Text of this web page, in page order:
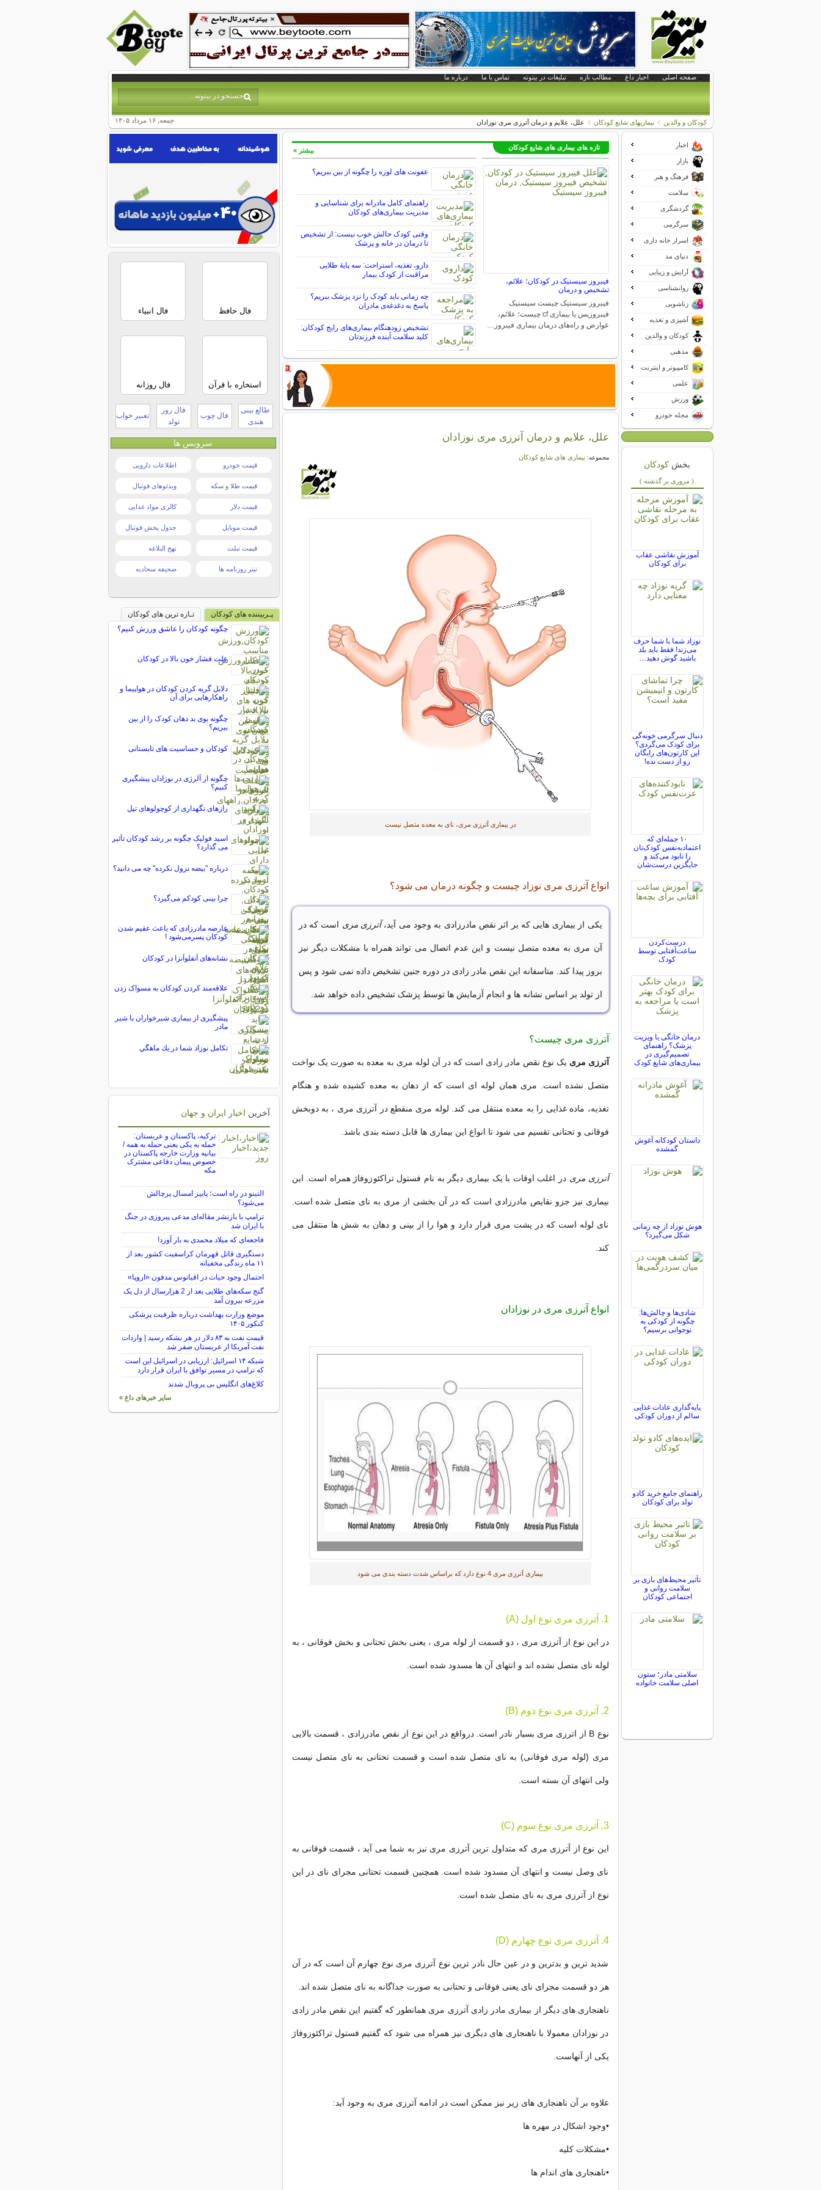
صفحه اصلی اخبار داغ مطالب تازه تبلیغات در بیتوته تماس با ما درباره ما
جمعه, ۱۶ مرداد ۱۴۰۵ کودکان و والدین بیماریهای شایع کودکان علل، علایم و درمان آترزی مری نوزادان
تازه های بیماری های شایع کودکان
فیبروز سیستیک در کودکان؛ علائم،
تشخیص و درمان
فیبروز سیستیک چیست سیستیک
فیبروزیس یا بیماری cf چیست؛ علائم،
عوارض و راه‌های درمان بیماری فیبروز…
عفونت های لوزه را چگونه از بین ببریم؟
راهنمای کامل مادرانه برای شناسایی و
مدیریت بیماری‌های کودکان
وقتی کودک حالش خوب نیست: از تشخیص
تا درمان در خانه و پزشک
دارو، تغذیه، استراحت: سه پایه‌ٔ طلایی
مراقبت از کودک بیمار
چه زمانی باید کودک را نزد پزشک ببریم؟
پاسخ به دغدغه‌ی مادران
تشخیص زودهنگام بیماری‌های رایج کودکان:
کلید سلامت آینده فرزندتان
بیشتر »
علل، علایم و درمان آترزی مری نوزادان
مجموعه: بیماری های شایع کودکان
در بیماری آترزی مری، نای به معده متصل نیست
انواع آترزی مری نوزاد چیست و چگونه درمان می شود؟
یکی از بیماری هایی که بر اثر نقص مادرزادی به وجود می آید،آترزی مری است که در
آن مری به معده متصل نیست و این عدم اتصال می تواند همراه با مشکلات دیگر نیز
بروز پیدا کند. متاسفانه این نقص مادر زادی در دوره جنین تشخیص داده نمی شود و پس
از تولد بر اساس نشانه ها و انجام آزمایش ها توسط پزشک تشخیص داده خواهد شد.
آترزی مری چیست؟
آترزی مری یک نوع نقص مادر زادی است که در آن لوله مری به معده به صورت یک نواخت
متصل نشده است. مری همان لوله ای است که از دهان به معده کشیده شده و هنگام
تغذیه، ماده غذایی را به معده منتقل می کند. لوله مری منقطع در آترزی مری ، به دوبخش
فوقانی و تحتانی تقسیم می شود تا انواع این بیماری ها قابل دسته بندی باشد.
آترزی مری در اغلب اوقات با یک بیماری دیگر به نام فستول تراکئوزوفاژ همراه است. این
بیماری نیز جزو نقایص مادرزادی است که در آن بخشی از مری به نای متصل شده است.
نای لوله است که در پشت مری قرار دارد و هوا را از بینی و دهان به شش ها منتقل می
کند.
انواع آترزی مری در نوزادان
بیماری آترزی مری 4 نوع دارد که براساس شدت دسته بندی می شود
1. آترزی مری نوع اول (A)
در این نوع از آترزی مری ، دو قسمت از لوله مری ، یعنی بخش تحتانی و بخش فوقانی ، به
لوله نای متصل نشده اند و انتهای آن ها مسدود شده است.
2. آترزی مری نوع دوم (B)
نوع B از اترزی مری بسیار نادر است. درواقع در این نوع از نقص مادرزادی ، قسمت بالایی
مری (لوله مری فوقانی) به نای متصل شده است و قسمت تحتانی به نای متصل نیست
ولی انتهای آن بسته است.
3. آترزی مری نوع سوم (C)
این نوع از آترزی مری که متداول ترین آترزی مری نیز به شما می آید ، قسمت فوقانی به
نای وصل نیست و انتهای آن مسدود شده است. همچنین قسمت تحتانی مجرای نای در این
نوع از آترزی مری به نای متصل شده است.
4. آترزی مری نوع چهارم (D)
شدید ترین و بدترین و در عین حال نادر ترین نوع آترزی مری نوع چهارم آن است که در آن
هر دو قسمت مجرای نای یعنی فوقانی و تحتانی به صورت جداگانه به نای متصل شده اند.
ناهنجاری های دیگر از بیماری مادر زادی آترزی مری همانطور که گفتیم این نقص مادر زادی
در نوزادان معمولا با ناهنجاری های دیگری نیز همراه می شود که گفتیم فستول تراکئوزوفاژ
یکی از آنهاست.
علاوه بر آن ناهنجاری های زیر نیز ممکن است در ادامه آترزی مری به وجود آید:
•وجود اشکال در مهره ها
•مشکلات کلیه
•ناهنجاری های اندام ها
اخبار
بازار
فرهنگ و هنر
سلامت
گردشگری
سرگرمی
اسرار خانه داری
دنیای مد
آرایش و زیبایی
روانشناسی
زناشویی
آشپزی و تغذیه
کودکان و والدین
مذهبی
کامپیوتر و اینترنت
علمی
ورزش
مجله خودرو
بخش کودکان
( مروری بر گذشته )
آموزش نقاشی عقاب
برای کودکان
نوزاد شما با شما حرف
می‌زند! فقط باید بلد
باشید گوش دهید…
دنبال سرگرمی خونه‌گی
برای کودک می‌گردی؟
این کارتون‌های رایگان
رو از دست نده!
۱۰ جمله‌ای که
اعتمادبه‌نفس کودک‌تان
را نابود می‌کند و
جایگزین درست‌شان
درست‌کردن
ساعت‌آفتابی توسط
کودک
درمان خانگی یا ویزیت
پزشک؟ راهنمای
تصمیم‌گیری در
بیماری‌های شایع کودک
داستان کودکانه آغوش
گمشده
هوش نوزاد از چه زمانی
شکل می‌گیرد؟
شادی‌ها و چالش‌ها:
چگونه از کودکی به
نوجوانی برسیم؟
پایه‌گذاری عادات غذایی
سالم از دوران کودکی
راهنمای جامع خرید کادو
تولد برای کودکان
تأثیر محیط‌های بازی بر
سلامت روانی و
اجتماعی کودکان
سلامتی مادر؛ ستون
اصلی سلامت خانواده
فال حافظ فال انبیاء
استخاره با قرآن فال روزانه
طالع بینی
هندی
فال چوب
فال روز
تولد
تعبیر خواب
سرویس ها
قیمت خودرو اطلاعات دارویی
قیمت طلا و سکه ویدئوهای فوتبال
قیمت دلار کالری مواد غذایی
قیمت موبایل جدول پخش فوتبال
قیمت تبلت نهج البلاغه
تیتر روزنامه ها صحیفه سجادیه
پـربیننده های کودکان
تـازه ترین های کودکان
چگونه کودکان را عاشق ورزش کنیم؟
علت فشار خون بالا در کودکان
دلایل گریه کردن کودکان در هواپیما و
راهکارهایی برای آن
چگونه بوی بد دهان کودک را از بین
ببریم؟
کودکان و حساسیت های تابستانی
چگونه از آلرژی در نوزادان پیشگیری
کنیم؟
رازهای نگهداری از کوچولوهای تپل
اسید فولیک چگونه بر رشد کودکان تأثیر
می گذارد؟
درباره "بیضه نزول نکرده" چه می دانید؟
چرا بینی کودکم می‌گیرد؟
عارضه مادرزادی که باعث عقیم شدن
کودکان پسرمی‌شود !
نشانه‌های آنفلوآنزا در کودکان
علاقه‌مند کردن کودکان به مسواک زدن
پیشگیری از بیماری شیرخواران با شیر
مادر
تكامل نوزاد شما در يك ماهگي
آخرین اخبار ایران و جهان
ترکیه، پاکستان و عربستان:
حمله به یکی یعنی حمله به همه /
بیانیه وزارت خارجه پاکستان در
خصوص پیمان دفاعی مشترک
مکه
النینو در راه است؛ پاییز امسال پرچالش
می‌شود؟
ترامپ با بازنشر مقاله‌ای مدعی پیروزی در جنگ
با ایران شد
فاجعه‌ای که میلاد محمدی به بار آورد!
دستگیری قاتل قهرمان کراسفیت کشور بعد از
۱۱ ماه زندگی مخفیانه
احتمال وجود حیات در اقیانوس مدفون «اروپا»
گنج سکه‌های طلایی بعد از 2 هزارسال از دل یک
مزرعه بیرون آمد
موضع وزارت بهداشت درباره ظرفیت پزشکی
کنکور ۱۴۰۵
قیمت نفت به ۸۳ دلار در هر بشکه رسید | واردات
نفت آمریکا از عربستان صفر شد
شبکه ۱۴ اسرائیل: ارزیابی در اسرائیل این است
که ترامپ در مسیر توافق با ایران قرار دارد
کلاغ‌های انگلیس بی پروبال شدند
سایر خبرهای داغ »